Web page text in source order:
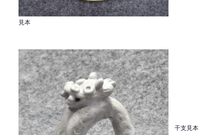
見本
干支見本